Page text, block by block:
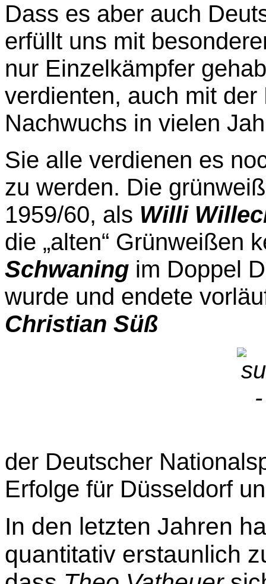
Dass es aber auch
erfüllt uns mit
nur Einzelkämpfer
verdienten, auch mit
Nachwuchs in vielen
Sie alle verdienen es
zu werden. Die
1959/60, als Willi
die „alten“ Grünweißen
Schwaning im Doppel
wurde und endete
Christian Süß
der Deutscher
Erfolge für Düsseldorf
In den letzten Jahren
quantitativ erstaunlich